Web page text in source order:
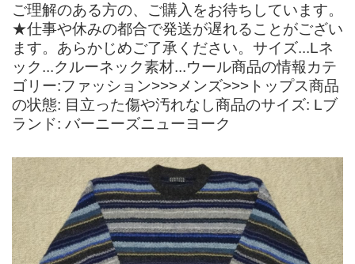
ご理解のある方の、ご購入をお待ちしています。
★仕事や休みの都合で発送が遅れることがござい
ます。あらかじめご了承ください。サイズ...Lネ
ック...クルーネック素材...ウール商品の情報カテ
ゴリー:ファッション>>>メンズ>>>トップス商品
の状態: 目立った傷や汚れなし商品のサイズ: Lブ
ランド: バーニーズニューヨーク